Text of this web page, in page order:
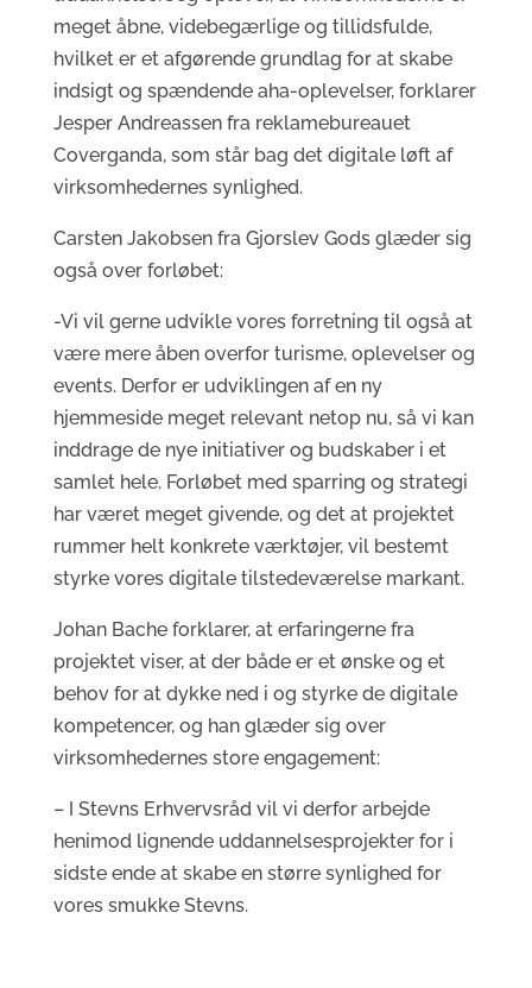
meget åbne, videbegærlige og tillidsfulde,
hvilket er et afgørende grundlag for at skabe
indsigt og spændende aha-oplevelser, forklarer
Jesper Andreassen fra reklamebureauet
Coverganda, som står bag det digitale løft af
virksomhedernes synlighed.
Carsten Jakobsen fra Gjorslev Gods glæder sig
også over forløbet:
-Vi vil gerne udvikle vores forretning til også at
være mere åben overfor turisme, oplevelser og
events. Derfor er udviklingen af en ny
hjemmeside meget relevant netop nu, så vi kan
inddrage de nye initiativer og budskaber i et
samlet hele. Forløbet med sparring og strategi
har været meget givende, og det at projektet
rummer helt konkrete værktøjer, vil bestemt
styrke vores digitale tilstedeværelse markant.
Johan Bache forklarer, at erfaringerne fra
projektet viser, at der både er et ønske og et
behov for at dykke ned i og styrke de digitale
kompetencer, og han glæder sig over
virksomhedernes store engagement:
– I Stevns Erhvervsråd vil vi derfor arbejde
henimod lignende uddannelsesprojekter for i
sidste ende at skabe en større synlighed for
vores smukke Stevns.